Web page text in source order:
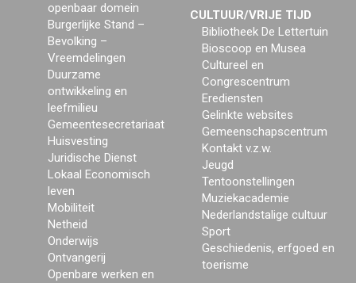
openbaar domein
Burgerlijke Stand –
Bevolking –
Vreemdelingen
Duurzame
ontwikkeling en
leefmilieu
Gemeentesecretariaat
Huisvesting
Juridische Dienst
Lokaal Economisch
leven
Mobiliteit
Netheid
Onderwijs
Ontvangerij
Openbare werken en
CULTUUR/VRIJE TIJD
Bibliotheek De Lettertuin
Bioscoop en Musea
Cultureel en
Congrescentrum
Erediensten
Gelinkte websites
Gemeenschapscentrum
Kontakt v.z.w.
Jeugd
Tentoonstellingen
Muziekacademie
Nederlandstalige cultuur
Sport
Geschiedenis, erfgoed en
toerisme